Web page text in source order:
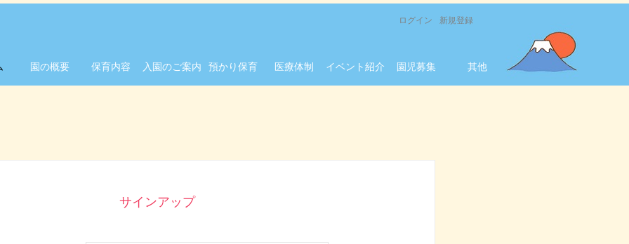
ログイン 新規登録
園の概要 保育内容 入園のご案内 預かり保育 医療体制 イベント紹介 園児募集 其他
サインアップ